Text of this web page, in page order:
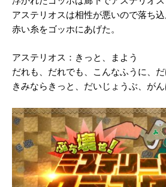
アステリオスは相性が悪いので落ち込
赤い糸をゴッホにあげた。
アステリオス：きっと、まよう
だれも、だれでも、こんなふうに、
きみならきっと、だいじょうぶ、が